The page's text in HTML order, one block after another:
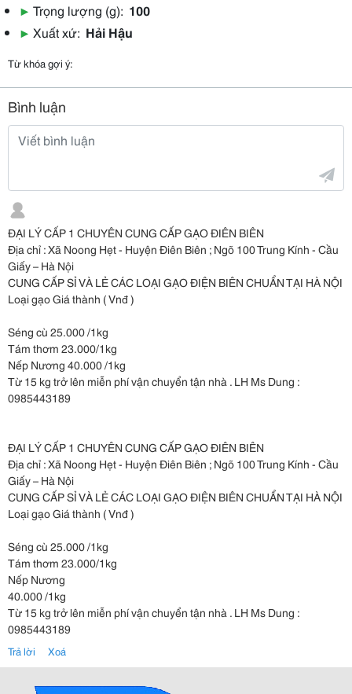
▶ Trọng lượng (g): 100
▶ Xuất xứ: Hải Hậu
Từ khóa gợi ý:
Bình luận
ĐẠI LÝ CẤP 1 CHUYÊN CUNG CẤP GẠO ĐIÊN BIÊN
Địa chỉ : Xã Noong Hẹt - Huyện Điên Biên ; Ngõ 100 Trung Kính - Cầu
Giấy – Hà Nội
CUNG CẤP SỈ VÀ LẺ CÁC LOẠI GẠO ĐIỆN BIÊN CHUẨN TẠI HÀ NỘI
Loại gạo Giá thành ( Vnđ )
Séng cù 25.000 /1kg
Tám thơm 23.000/1kg
Nếp Nương 40.000 /1kg
Từ 15 kg trở lên miễn phí vận chuyển tận nhà . LH Ms Dung :
0985443189
ĐẠI LÝ CẤP 1 CHUYÊN CUNG CẤP GẠO ĐIÊN BIÊN
Địa chỉ : Xã Noong Hẹt - Huyện Điên Biên ; Ngõ 100 Trung Kính - Cầu
Giấy – Hà Nội
CUNG CẤP SỈ VÀ LẺ CÁC LOẠI GẠO ĐIỆN BIÊN CHUẨN TẠI HÀ NỘI
Loại gạo Giá thành ( Vnđ )
Séng cù 25.000 /1kg
Tám thơm 23.000/1kg
Nếp Nương
40.000 /1kg
Từ 15 kg trở lên miễn phí vận chuyển tận nhà . LH Ms Dung :
0985443189
Trả lời Xoá